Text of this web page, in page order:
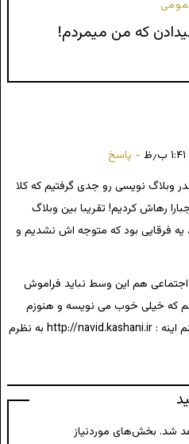
که من میمردم!
پاسخ
وبلاگ نویسی رو جدی گرفتیم که کلا
رهاش کردیم! تقریبا بین وبلاگ
یه فرقایی بود که متوجه اش نشدیم و
هم این وسط نباید فراموش
که خیلی خوب می نویسه و هنوزم
اینه :http://navid.kashani.ir به نظرم
شد. بخش‌های موردنیاز